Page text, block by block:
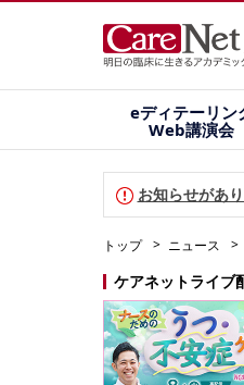
eディテーリン
Web講演会
お知らせがあ
トップ ニュース
ケアネットライブ